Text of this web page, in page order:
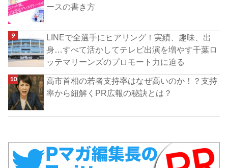
ースの書き方
LINEで全選手にヒアリング！実績、趣味、出
身…すべて活かしてテレビ出演を増やす千葉ロ
ッテマリーンズのプロモート力に迫る
高市首相の若者支持率はなぜ高いのか！？支持
率から紐解くPR広報の秘訣とは？